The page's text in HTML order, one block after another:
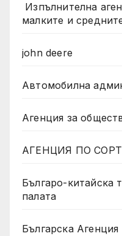
Изпълнителна
малките и
john deere
Автомобилна
Агенция за
АГЕНЦИЯ ПО
Българо-китайска
палата
Българска